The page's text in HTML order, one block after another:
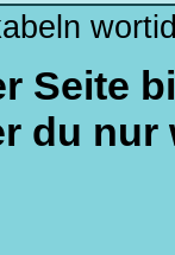
Seite
du nur